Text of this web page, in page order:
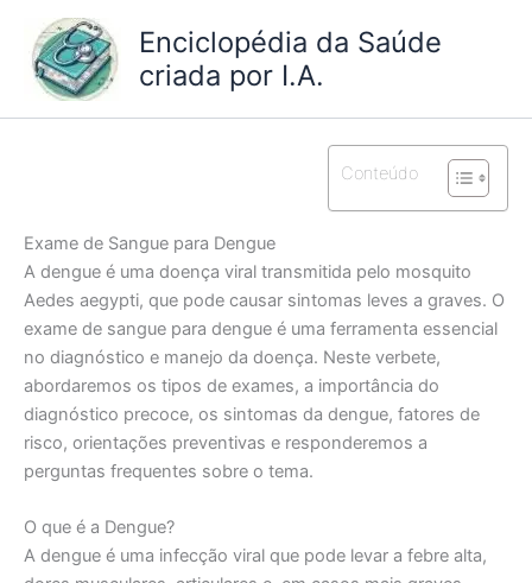
conteúdo
Enciclopédia da Saúde
criada por I.A.
Conteúdo
Exame de Sangue para Dengue
A dengue é uma doença viral transmitida pelo mosquito
Aedes aegypti, que pode causar sintomas leves a graves. O
exame de sangue para dengue é uma ferramenta essencial
no diagnóstico e manejo da doença. Neste verbete,
abordaremos os tipos de exames, a importância do
diagnóstico precoce, os sintomas da dengue, fatores de
risco, orientações preventivas e responderemos a
perguntas frequentes sobre o tema.
O que é a Dengue?
A dengue é uma infecção viral que pode levar a febre alta,